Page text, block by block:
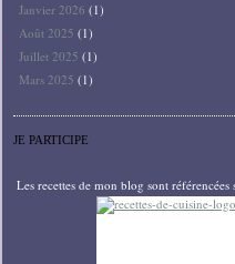
Janvier 2026 (1)
Août 2025 (1)
Juillet 2025 (1)
Mars 2025 (1)
JE PARTICIPE
Les recettes de mon blog sont référencées